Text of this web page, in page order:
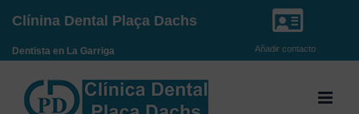
Saltar
Clínina Dental Plaça Dachs
Dentista en La Garriga Añadir contacto